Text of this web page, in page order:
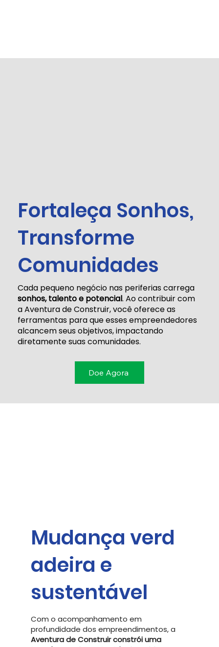
Doe Agora
Cada pequeno negócio nas periferias carrega
sonhos, talento e potencial. Ao contribuir com
a Aventura de Construir, você oferece as
ferramentas para que esses empreendedores
alcancem seus objetivos, impactando
diretamente suas comunidades.
Fortaleça Sonhos,
Transforme
Comunidades
Mudança verd
adeira e
sustentável
Com o acompanhamento em
profundidade dos empreendimentos, a
Aventura de Construir constrói uma